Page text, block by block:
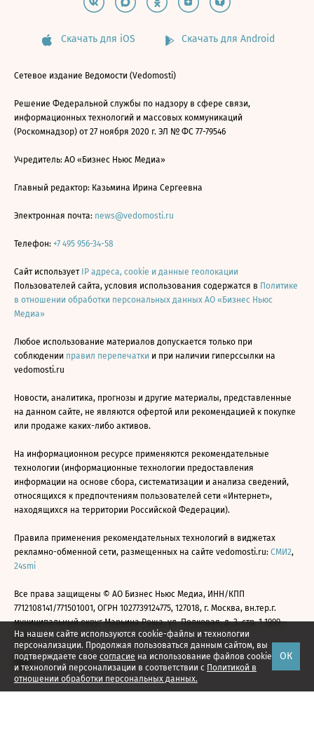
На нашем сайте используются cookie-файлы и технологии
персонализации. Продолжая пользоваться данным сайтом, вы
подтверждаете свое согласие на использование файлов cookie
и технологий персонализации в соответствии с Политикой в
отношении обработки персональных данных.
ОК
Скачать для iOS Скачать для Android
Сетевое издание Ведомости (Vedomosti)
Решение Федеральной службы по надзору в сфере связи,
информационных технологий и массовых коммуникаций
(Роскомнадзор) от 27 ноября 2020 г. ЭЛ № ФС 77-79546
Учредитель: АО «Бизнес Ньюс Медиа»
Главный редактор: Казьмина Ирина Сергеевна
Электронная почта: news@vedomosti.ru
Телефон: +7 495 956-34-58
Сайт использует IP адреса, cookie и данные геолокации
Пользователей сайта, условия использования содержатся в Политике
в отношении обработки персональных данных АО «Бизнес Ньюс
Медиа»
Любое использование материалов допускается только при
соблюдении правил перепечатки и при наличии гиперссылки на
vedomosti.ru
Новости, аналитика, прогнозы и другие материалы, представленные
на данном сайте, не являются офертой или рекомендацией к покупке
или продаже каких-либо активов.
На информационном ресурсе применяются рекомендательные
технологии (информационные технологии предоставления
информации на основе сбора, систематизации и анализа сведений,
относящихся к предпочтениям пользователей сети «Интернет»,
находящихся на территории Российской Федерации).
Правила применения рекомендательных технологий в виджетах
рекламно-обменной сети, размещенных на сайте vedomosti.ru: СМИ2,
24smi
Все права защищены © АО Бизнес Ньюс Медиа, ИНН/КПП
7712108141/771501001, ОГРН 1027739124775, 127018, г. Москва, вн.тер.г.
муниципальный округ Марьина Роща, ул. Полковая, д. 3, стр. 1 1999—
2026